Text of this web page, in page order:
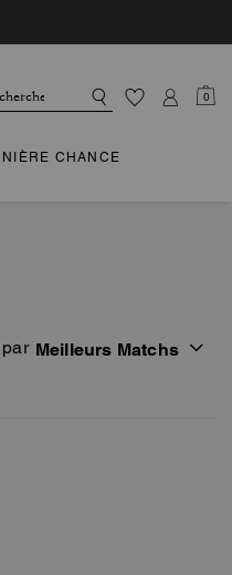
0
CHANCE
Meilleurs Matchs